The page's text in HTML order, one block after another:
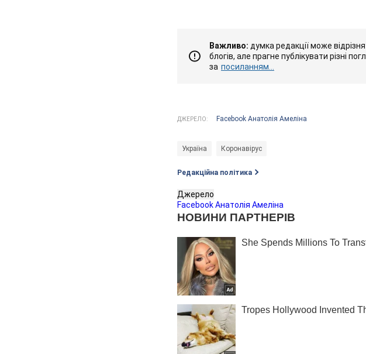
Важливо: думка редакції може
блогів, але прагне публікувати різні
за посиланням...
ДЖЕРЕЛО: Facebook Анатолія Амеліна
Україна Коронавірус
Редакційна політика
Джерело
Facebook Анатолія Амеліна